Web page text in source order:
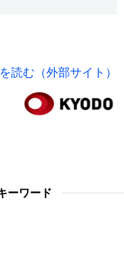
読む（外部サイト）
ーワード